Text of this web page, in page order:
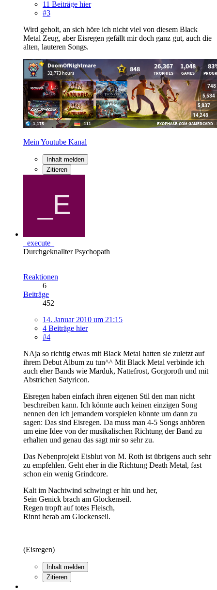
11 Beiträge hier
#3
Wird geholt, an sich höre ich nicht viel von diesem Black
Metal Zeug, aber Eisregen gefällt mir doch ganz gut, auch die
alten, lauteren Songs.
Mein Youtube Kanal
Inhalt melden
Zitieren
_execute_
Durchgeknallter Psychopath
Reaktionen
6
Beiträge
452
14. Januar 2010 um 21:15
4 Beiträge hier
#4
NAja so richtig etwas mit Black Metal hatten sie zuletzt auf
ihrem Debut Album zu tun^^ Mit Black Metal verbinde ich
auch eher Bands wie Marduk, Nattefrost, Gorgoroth und mit
Abstrichen Satyricon.
Eisregen haben einfach ihren eigenen Stil den man nicht
beschreiben kann. Ich könnte auch keinen einzigen Song
nennen den ich jemandem vorspielen könnte um dann zu
sagen: Das sind Eisregen. Da muss man 4-5 Songs anhören
um eine Idee von der musikalischen Richtung der Band zu
erhalten und genau das sagt mir so sehr zu.
Das Nebenprojekt Eisblut von M. Roth ist übrigens auch sehr
zu empfehlen. Geht eher in die Richtung Death Metal, fast
schon ein wenig Grindcore.
Kalt im Nachtwind schwingt er hin und her,
Sein Genick brach am Glockenseil.
Regen tropft auf totes Fleisch,
Rinnt herab am Glockenseil.
(Eisregen)
Inhalt melden
Zitieren